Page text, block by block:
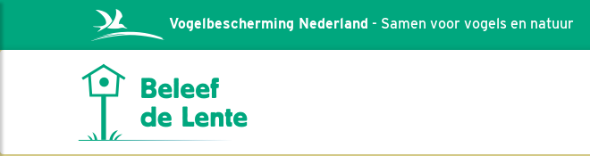
Vogelbescherming Nederland - Samen voor vogels en natuur